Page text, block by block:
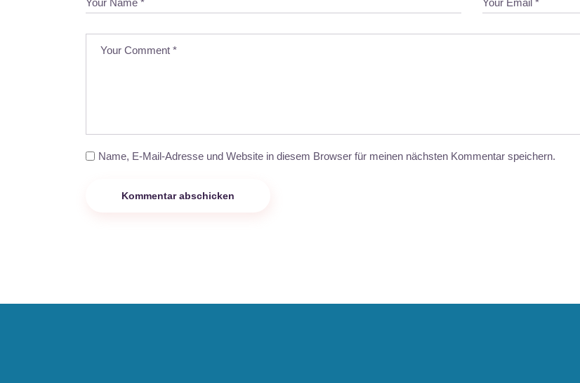
Name, E-Mail-Adresse und Website in diesem Browser für meinen nächsten Kommentar speichern.
Kommentar abschicken